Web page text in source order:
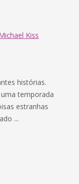
Kiss
histórias.
uma temporada
estranhas
...